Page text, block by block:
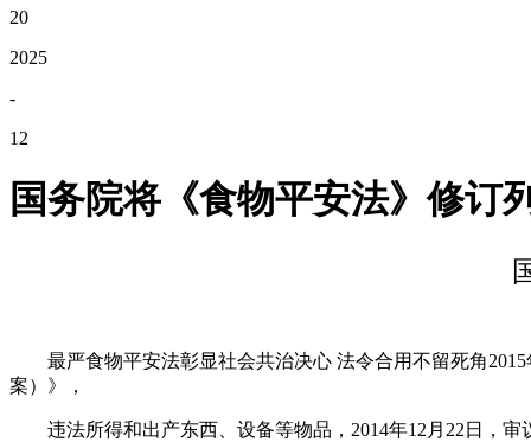
20
2025
-
12
国务院将《食物平安法》修订
最严食物平安法彰显社会共治决心 法令合用不留死角2015
案）》，
违法所得和出产东西、设备等物品，2014年12月22日，审